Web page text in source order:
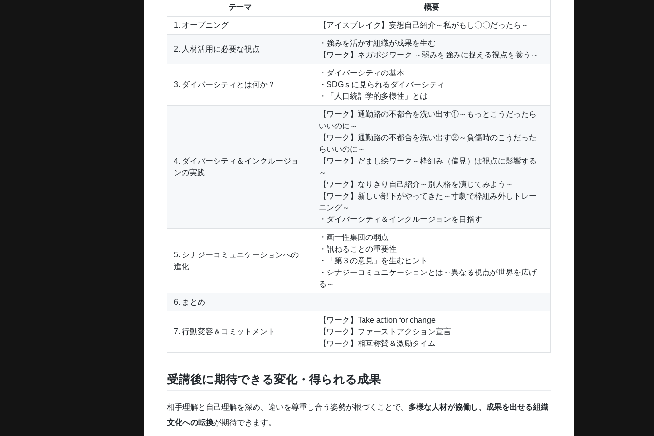
テーマ 概要
1. オープニング 【アイスブレイク】妄想自己紹介～私がもし〇〇だったら～
2. 人材活用に必要な視点
・強みを活かす組織が成果を生む
【ワーク】ネガポジワーク ～弱みを強みに捉える視点を養う～
3. ダイバーシティとは何か？
・ダイバーシティの基本
・SDGｓに見られるダイバーシティ
・「人口統計学的多様性」とは
4. ダイバーシティ＆インクルージョ
ンの実践
【ワーク】通勤路の不都合を洗い出す①～もっとこうだったら
いいのに～
【ワーク】通勤路の不都合を洗い出す②～負傷時のこうだった
らいいのに～
【ワーク】だまし絵ワーク～枠組み（偏見）は視点に影響する
～
【ワーク】なりきり自己紹介～別人格を演じてみよう～
【ワーク】新しい部下がやってきた～寸劇で枠組み外しトレー
ニング～
・ダイバーシティ＆インクルージョンを目指す
5. シナジーコミュニケーションへの
進化
・画一性集団の弱点
・訊ねることの重要性
・「第３の意見」を生むヒント
・シナジーコミュニケーションとは～異なる視点が世界を広げ
る～
6. まとめ
7. 行動変容＆コミットメント
【ワーク】Take action for change
【ワーク】ファーストアクション宣言
【ワーク】相互称賛＆激励タイム
受講後に期待できる変化・得られる成果
相手理解と自己理解を深め、違いを尊重し合う姿勢が根づくことで、 多様な人材が協働し、成果を出せる組織
文化への転換が期待できます。